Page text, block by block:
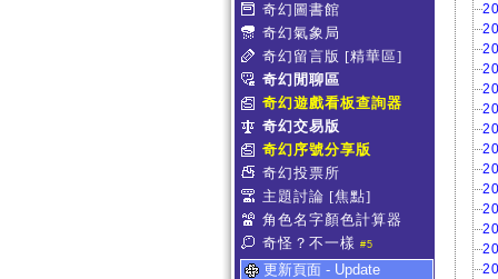
奇幻圖書館
奇幻氣象局
奇幻留言版 [精華區]
奇幻閒聊區
奇幻遊戲看板查詢器
奇幻交易版
奇幻序號分享版
奇幻投票所
主題討論 [焦點]
角色名字顏色計算器
奇怪？不一樣 #5
更新頁面 - Update